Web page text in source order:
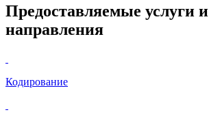
Предоставляемые услуги и
направления
Кодирование